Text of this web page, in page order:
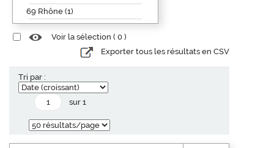
69 Rhône (1)
Voir la sélection ( 0 )
Exporter tous les résultats en CSV
Tri par :
sur 1